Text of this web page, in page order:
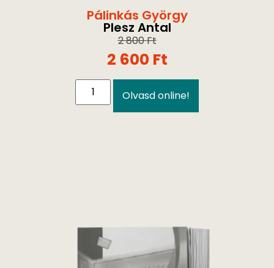
Pálinkás György
Plesz Antal
2 800Ft
2 600 Ft
Olvasd online!